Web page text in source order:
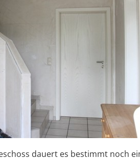
dauert es bestimmt noch